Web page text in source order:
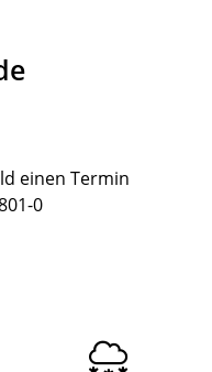
einen Termin
0